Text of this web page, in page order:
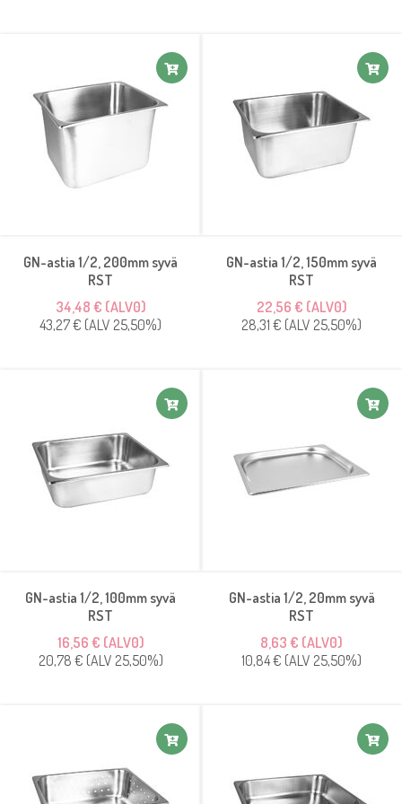
GN-astia 1/2, 200mm syvä
RST
34,48 € (ALV0)
43,27 € (ALV 25,50%)
GN-astia 1/2, 150mm syvä
RST
22,56 € (ALV0)
28,31 € (ALV 25,50%)
GN-astia 1/2, 100mm syvä
RST
16,56 € (ALV0)
20,78 € (ALV 25,50%)
GN-astia 1/2, 20mm syvä
RST
8,63 € (ALV0)
10,84 € (ALV 25,50%)